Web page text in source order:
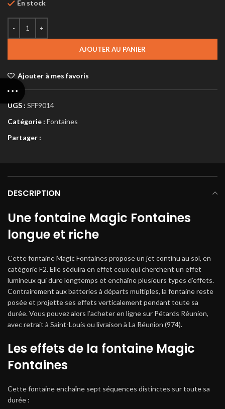
En stock
AJOUTER AU PANIER
Ajouter à mes favoris
UGS : SFF9014
Catégorie : Fontaines
Partager :
DESCRIPTION
Une fontaine Magic Fontaines
longue et riche
Cette fontaine Magic Fontaines propose un jet continu au sol, en
catégorie F2. Elle séduira en effet ceux qui cherchent un effet
lumineux qui dure longtemps et enchaîne plusieurs types d’effets.
Contrairement aux batteries à départs multiples, la fontaine reste
posée et projette ses effets verticalement pendant toute sa
durée. Vous pouvez alors l’acheter en ligne sur Pétards Réunion,
avec retrait à Saint-Louis ou livraison à La Réunion (974).
Les effets de la fontaine Magic
Fontaines
Cette fontaine enchaîne sept séquences distinctes sur toute sa
durée :